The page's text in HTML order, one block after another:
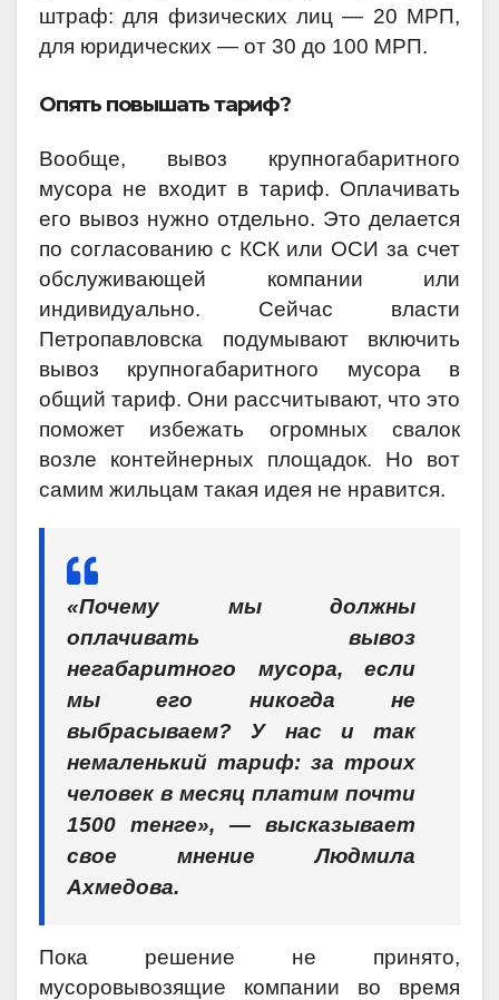
штраф: для физических лиц — 20 МРП,
для юридических — от 30 до 100 МРП.
Опять повышать тариф?
Вообще, вывоз крупногабаритного
мусора не входит в тариф. Оплачивать
его вывоз нужно отдельно. Это делается
по согласованию с КСК или ОСИ за счет
обслуживающей компании или
индивидуально. Сейчас власти
Петропавловска поду­мывают включить
вывоз крупно­габаритного мусора в
общий тариф. Они рассчитывают, что это
поможет избежать огромных свалок
возле контейнерных площадок. Но вот
самим жильцам такая идея не нравится.
«Почему мы должны
оплачивать вывоз
негабаритного мусора, если
мы его никогда не
выбрасываем? У нас и так
немаленький тариф: за троих
человек в месяц платим почти
1500 тенге», — высказывает
свое мнение Людмила
Ахмедова.
Пока решение не принято,
мусоровывозящие компании во время